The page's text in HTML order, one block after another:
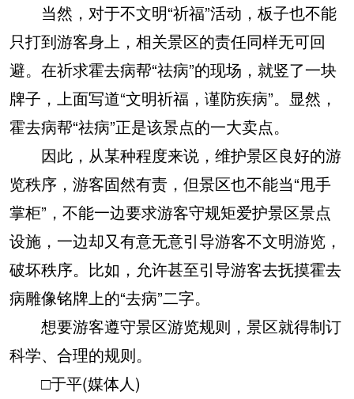
当然，对于不文明“祈福”活动，板子也不能
只打到游客身上，相关景区的责任同样无可回
避。在祈求霍去病帮“祛病”的现场，就竖了一块
牌子，上面写道“文明祈福，谨防疾病”。显然，
霍去病帮“祛病”正是该景点的一大卖点。
因此，从某种程度来说，维护景区良好的游
览秩序，游客固然有责，但景区也不能当“甩手
掌柜”，不能一边要求游客守规矩爱护景区景点
设施，一边却又有意无意引导游客不文明游览，
破坏秩序。比如，允许甚至引导游客去抚摸霍去
病雕像铭牌上的“去病”二字。
想要游客遵守景区游览规则，景区就得制订
科学、合理的规则。
□于平(媒体人)